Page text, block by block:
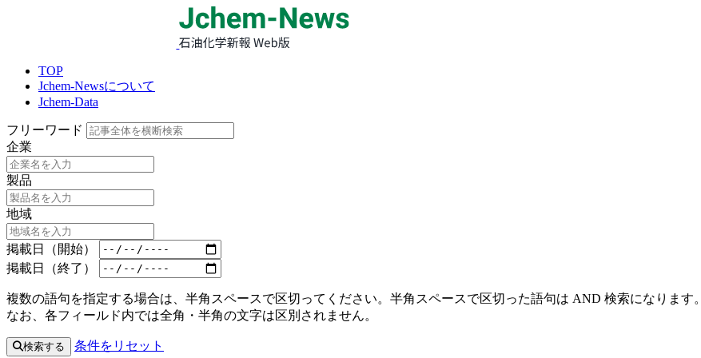
TOP
Jchem-Newsについて
Jchem-Data
フリーワード
企業
製品
地域
掲載日（開始）
掲載日（終了）
複数の語句を指定する場合は、半角スペースで区切ってください。半角スペースで区切った語句は AND 検索になります。
なお、各フィールド内では全角・半角の文字は区別されません。
検索する 条件をリセット